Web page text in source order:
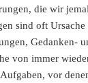
die wir
sind oft Ursache
Gedanken-
von immer
vor